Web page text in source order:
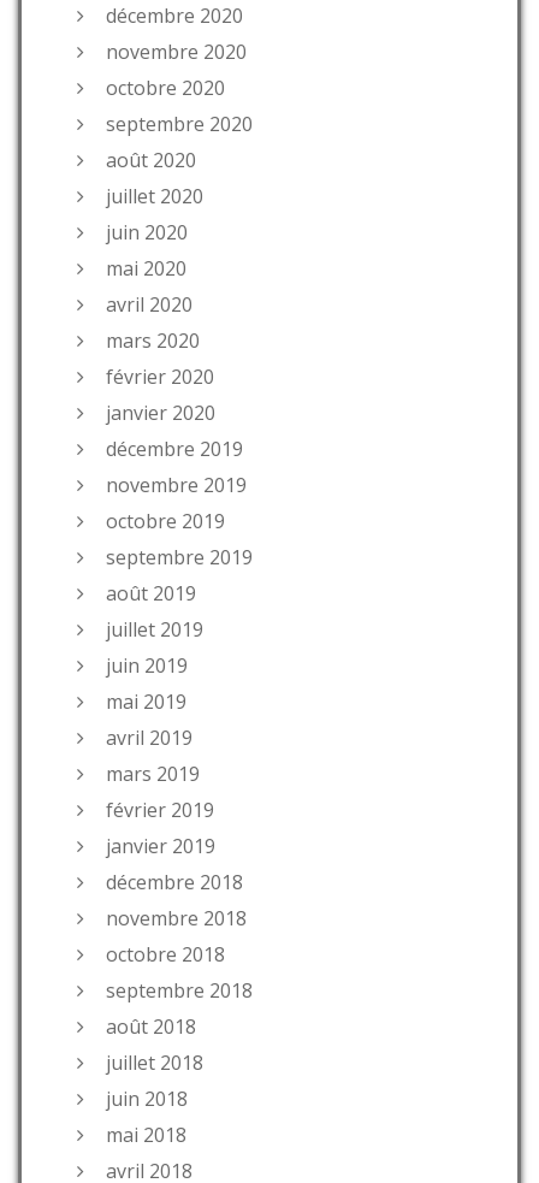
décembre 2020
novembre 2020
octobre 2020
septembre 2020
août 2020
juillet 2020
juin 2020
mai 2020
avril 2020
mars 2020
février 2020
janvier 2020
décembre 2019
novembre 2019
octobre 2019
septembre 2019
août 2019
juillet 2019
juin 2019
mai 2019
avril 2019
mars 2019
février 2019
janvier 2019
décembre 2018
novembre 2018
octobre 2018
septembre 2018
août 2018
juillet 2018
juin 2018
mai 2018
avril 2018